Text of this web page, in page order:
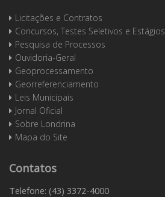
Licitações e Contratos
Concursos, Testes Seletivos e Estágios
Pesquisa de Processos
Ouvidoria-Geral
Geoprocessamento
Georreferenciamento
Leis Municipais
Jornal Oficial
Sobre Londrina
Mapa do Site
Contatos
Telefone: (43) 3372-4000